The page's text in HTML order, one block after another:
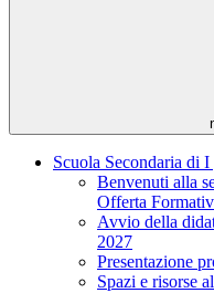
Scuola Secondaria di
Benvenuti alla
Offerta
Avvio della
2027
Presentazione
Spazi e risorse